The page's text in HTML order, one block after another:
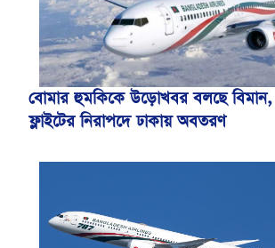
বোমার হুমকিকে উড়োখবর বলছে
ফ্লাইটের নিরাপদে ঢাকায় অবতরণ